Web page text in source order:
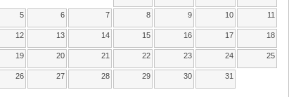
5 6 7 8 9 10 11
12 13 14 15 16 17 18
19 20 21 22 23 24 25
26 27 28 29 30 31